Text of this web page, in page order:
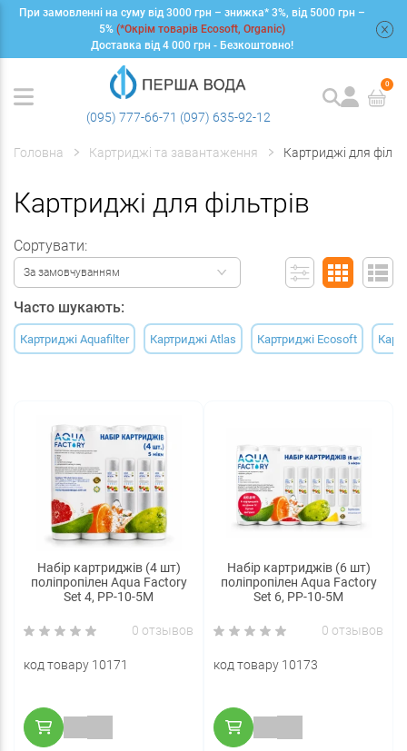
При замовленні на суму від 3000 грн – знижка* 3%, від 5000 грн –
5% (*Окрім товарів Ecosoft, Organic)
Доставка від 4 000 грн - Безкоштовно!
(095) 777-66-71 (097) 635-92-12
0
Головна Картриджі та завантаження Картриджі для
Картриджі для фільтрів
Сортувати:
За замовчуванням
Часто шукають:
Картриджі Aquafilter Картриджі Atlas Картриджі Ecosoft
Набір картриджів (4 шт)
поліпропілен Aqua Factory
Set 4, PP-10-5M
0 отзывов
код товару 10171
Набір картриджів (6 шт)
поліпропілен Aqua Factory
Set 6, PP-10-5M
0 отзывов
код товару 10173